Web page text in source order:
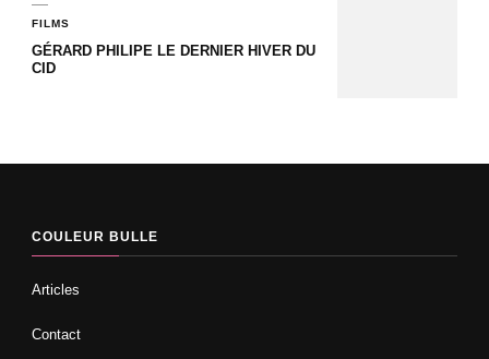
FILMS
GÉRARD PHILIPE LE DERNIER HIVER DU
CID
COULEUR BULLE
Articles
Contact